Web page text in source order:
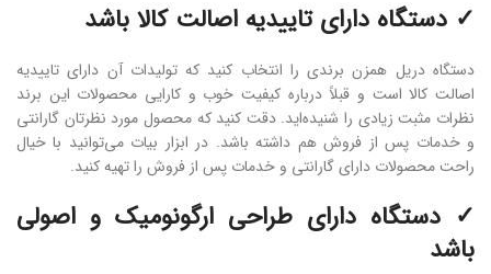
✓ دستگاه دارای تاییدیه اصالت کالا باشد
دستگاه دریل همزن برندی را انتخاب کنید که تولیدات آن دارای تاییدیه
اصالت کالا است و قبلاً درباره کیفیت خوب و کارایی محصولات این برند
نظرات مثبت زیادی را شنیده‌اید. دقت کنید که محصول مورد نظرتان گارانتی
و خدمات پس از فروش هم داشته باشد. در ابزار بیات می‌توانید با خیال
راحت محصولات دارای گارانتی و خدمات پس از فروش را تهیه کنید.
✓ دستگاه دارای طراحی ارگونومیک و اصولی
باشد